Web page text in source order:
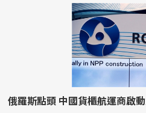
俄羅斯點頭 中國貨櫃航運商啟